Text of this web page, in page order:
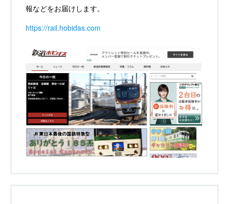
報などをお届けします。
https://rail.hobidas.com